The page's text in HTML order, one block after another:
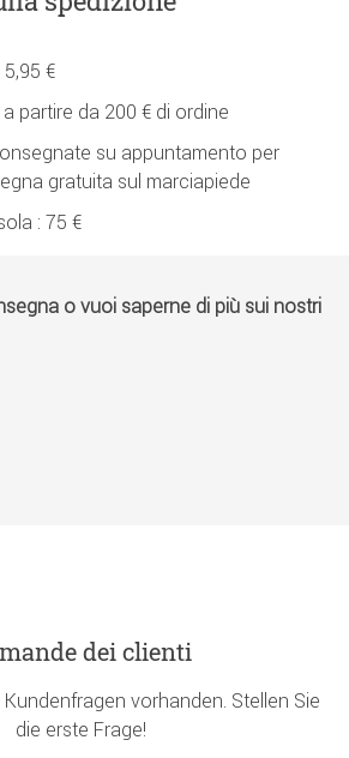
€
partire da 200 € di ordine
su appuntamento per
gratuita sul marciapiede
: 75 €
o vuoi saperne di più sui nostri
dei clienti
vorhanden. Stellen Sie
die erste Frage!